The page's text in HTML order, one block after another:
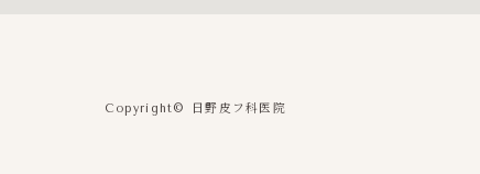
Copyright© 日野皮フ科医院